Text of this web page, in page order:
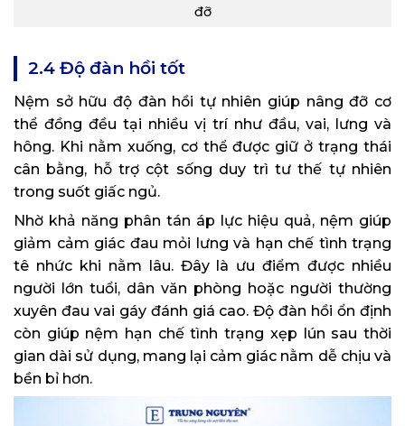
đỡ
2.4 Độ đàn hồi tốt
Nệm sở hữu độ đàn hồi tự nhiên giúp nâng đỡ cơ
thể đồng đều tại nhiều vị trí như đầu, vai, lưng và
hông. Khi nằm xuống, cơ thể được giữ ở trạng thái
cân bằng, hỗ trợ cột sống duy trì tư thế tự nhiên
trong suốt giấc ngủ.
Nhờ khả năng phân tán áp lực hiệu quả, nệm giúp
giảm cảm giác đau mỏi lưng và hạn chế tình trạng
tê nhức khi nằm lâu. Đây là ưu điểm được nhiều
người lớn tuổi, dân văn phòng hoặc người thường
xuyên đau vai gáy đánh giá cao. Độ đàn hồi ổn định
còn giúp nệm hạn chế tình trạng xẹp lún sau thời
gian dài sử dụng, mang lại cảm giác nằm dễ chịu và
bền bỉ hơn.